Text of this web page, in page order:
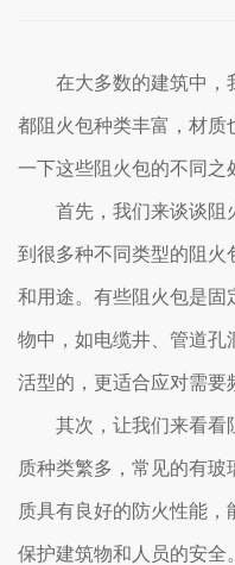
在大多数的建筑中，
都阻火包种类丰富，材质
一下这些阻火包的不同之
首先，我们来谈谈阻
到很多种不同类型的阻火
和用途。有些阻火包是固
物中，如电缆井、管道孔
活型的，更适合应对需要
其次，让我们来看看
质种类繁多，常见的有
质具有良好的防火性能，
保护建筑物和人员的安全